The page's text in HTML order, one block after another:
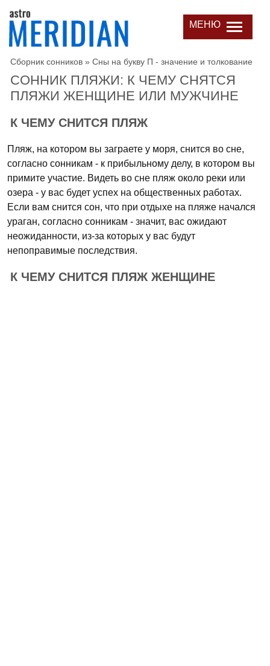
МЕНЮ
Сборник сонников » Сны на букву П - значение и толкование
СОННИК ПЛЯЖИ: К ЧЕМУ СНЯТСЯ
ПЛЯЖИ ЖЕНЩИНЕ ИЛИ МУЖЧИНЕ
К ЧЕМУ СНИТСЯ ПЛЯЖ
Пляж, на котором вы заграете у моря, снится во сне,
согласно сонникам - к прибыльному делу, в котором вы
примите участие. Видеть во сне пляж около реки или
озера - у вас будет успех на общественных работах.
Если вам снится сон, что при отдыхе на пляже начался
ураган, согласно сонникам - значит, вас ожидают
неожиданности, из-за которых у вас будут
непоправимые последствия.
К ЧЕМУ СНИТСЯ ПЛЯЖ ЖЕНЩИНЕ